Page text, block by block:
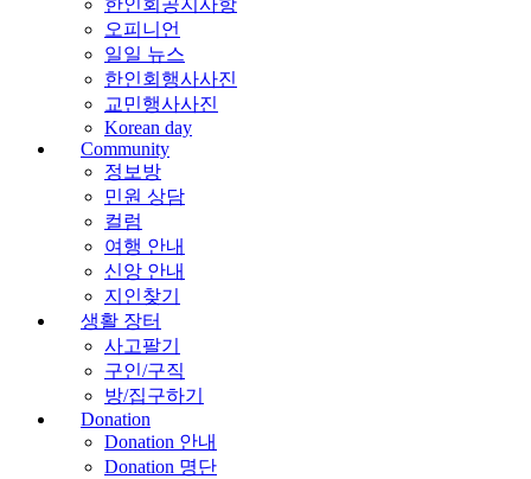
오피니언
일일 뉴스
한인회행사사진
교민행사사진
Korean day
Community
정보방
민원 상담
컬럼
여행 안내
신앙 안내
지인찾기
생활 장터
사고팔기
구인/구직
방/집구하기
Donation
Donation 안내
Donation 명단